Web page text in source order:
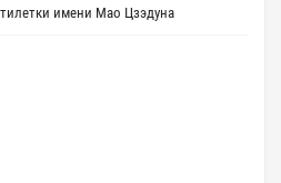
имени Мао Цзэдуна